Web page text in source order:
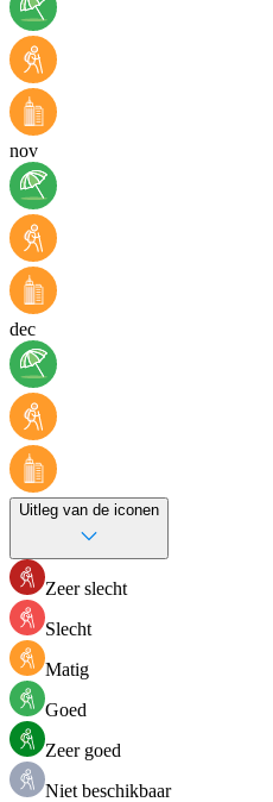
nov
dec
Uitleg van de iconen
Zeer slecht
Slecht
Matig
Goed
Zeer goed
Niet beschikbaar